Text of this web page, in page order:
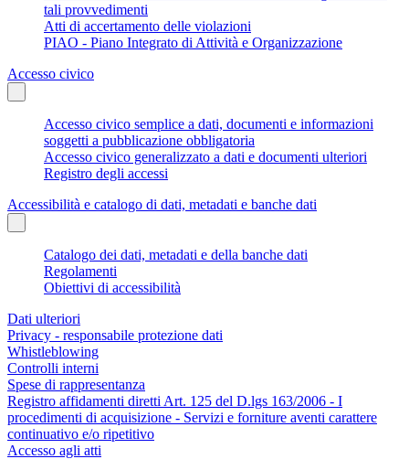
tali provvedimenti
Atti di accertamento delle violazioni
PIAO - Piano Integrato di Attività e Organizzazione
Accesso civico
Accesso civico semplice a dati, documenti e informazioni
soggetti a pubblicazione obbligatoria
Accesso civico generalizzato a dati e documenti ulteriori
Registro degli accessi
Accessibilità e catalogo di dati, metadati e banche dati
Catalogo dei dati, metadati e della banche dati
Regolamenti
Obiettivi di accessibilità
Dati ulteriori
Privacy - responsabile protezione dati
Whistleblowing
Controlli interni
Spese di rappresentanza
Registro affidamenti diretti Art. 125 del D.lgs 163/2006 - I
procedimenti di acquisizione - Servizi e forniture aventi carattere
continuativo e/o ripetitivo
Accesso agli atti